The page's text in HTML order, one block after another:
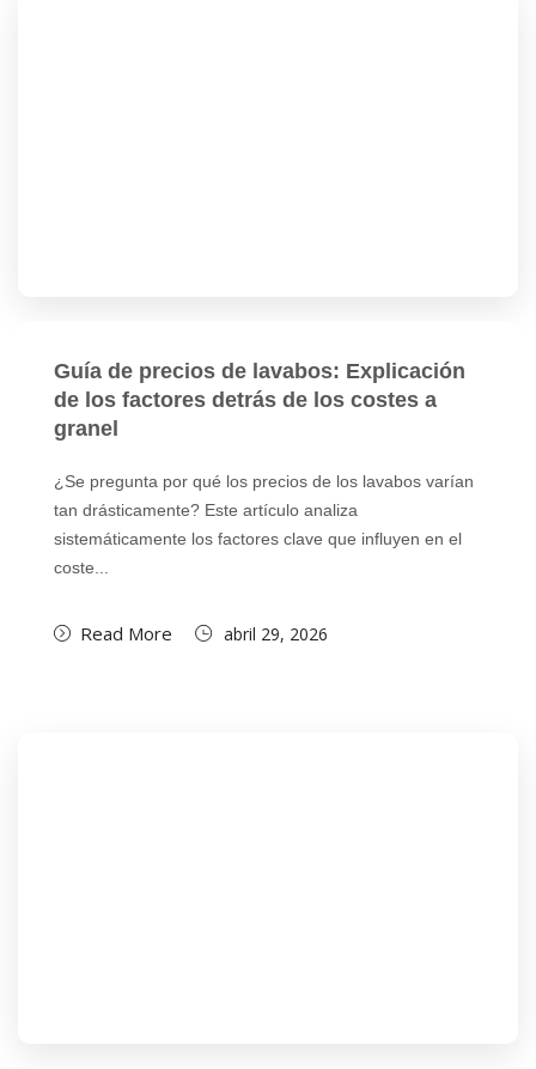
Guía de precios de lavabos: Explicación
de los factores detrás de los costes a
granel
¿Se pregunta por qué los precios de los lavabos varían
tan drásticamente? Este artículo analiza
sistemáticamente los factores clave que influyen en el
coste...
Read More abril 29, 2026